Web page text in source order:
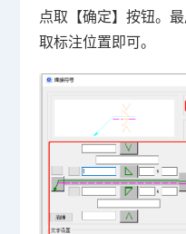
点取【确定】按钮。
取标注位置即可。